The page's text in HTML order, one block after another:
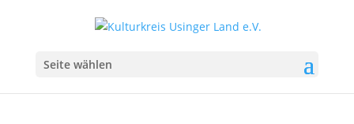
Seite wählen